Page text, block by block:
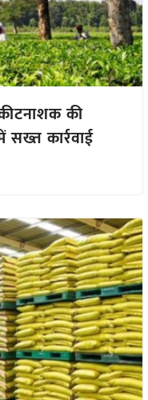
कीटनाशक की
कार्रवाई